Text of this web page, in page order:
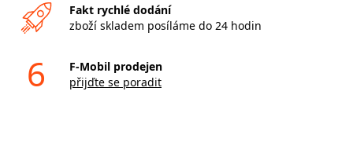
Fakt rychlé dodání
zboží skladem posíláme do 24 hodin
6
F-Mobil prodejen
přijďte se poradit